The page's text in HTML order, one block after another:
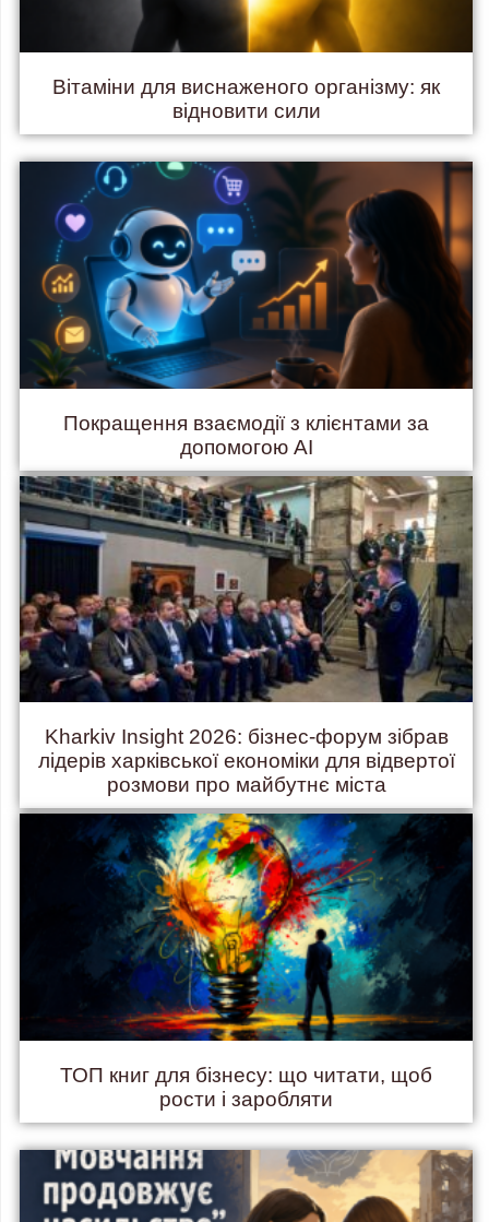
Вітаміни для виснаженого організму: як
відновити сили
Покращення взаємодії з клієнтами за
допомогою AI
Kharkiv Insight 2026: бізнес-форум зібрав
лідерів харківської економіки для відвертої
розмови про майбутнє міста
ТОП книг для бізнесу: що читати, щоб
рости і заробляти